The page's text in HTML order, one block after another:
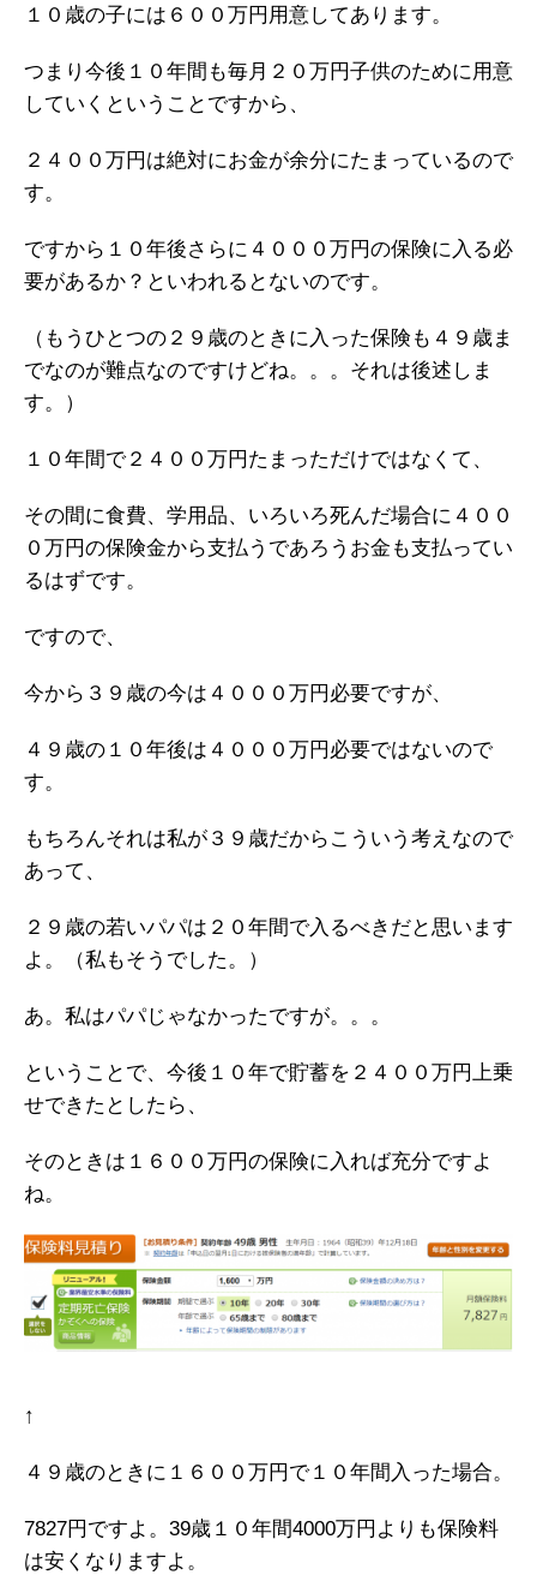
１０歳の子には６００万円用意してあります。
つまり今後１０年間も毎月２０万円子供のために用意
していくということですから、
２４００万円は絶対にお金が余分にたまっているので
す。
ですから１０年後さらに４０００万円の保険に入る必
要があるか？といわれるとないのです。
（もうひとつの２９歳のときに入った保険も４９歳ま
でなのが難点なのですけどね。。。それは後述しま
す。）
１０年間で２４００万円たまっただけではなくて、
その間に食費、学用品、いろいろ死んだ場合に４００
０万円の保険金から支払うであろうお金も支払ってい
るはずです。
ですので、
今から３９歳の今は４０００万円必要ですが、
４９歳の１０年後は４０００万円必要ではないので
す。
もちろんそれは私が３９歳だからこういう考えなので
あって、
２９歳の若いパパは２０年間で入るべきだと思います
よ。（私もそうでした。）
あ。私はパパじゃなかったですが。。。
ということで、今後１０年で貯蓄を２４００万円上乗
せできたとしたら、
そのときは１６００万円の保険に入れば充分ですよ
ね。
↑
４９歳のときに１６００万円で１０年間入った場合。
7827円ですよ。39歳１０年間4000万円よりも保険料
は安くなりますよ。